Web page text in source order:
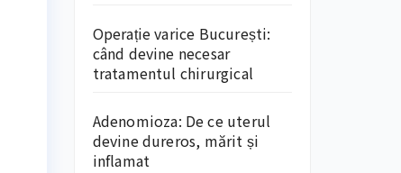
Operație varice București:
când devine necesar
tratamentul chirurgical
Adenomioza: De ce uterul
devine dureros, mărit și
inflamat